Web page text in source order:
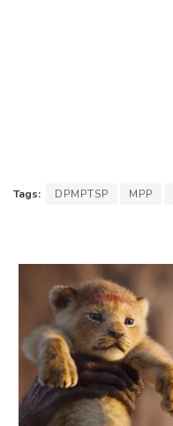
Tags: DPMPTSP MPP